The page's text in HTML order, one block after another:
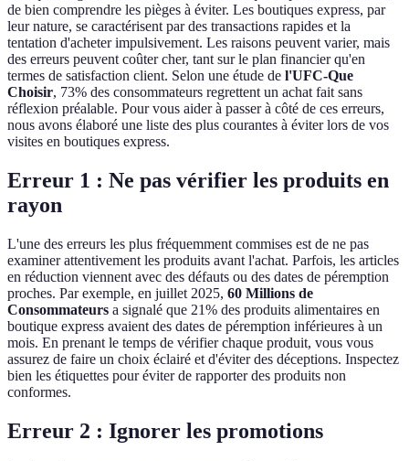
de bien comprendre les pièges à éviter. Les boutiques express, par
leur nature, se caractérisent par des transactions rapides et la
tentation d'acheter impulsivement. Les raisons peuvent varier, mais
des erreurs peuvent coûter cher, tant sur le plan financier qu'en
termes de satisfaction client. Selon une étude de l'UFC-Que
Choisir, 73% des consommateurs regrettent un achat fait sans
réflexion préalable. Pour vous aider à passer à côté de ces erreurs,
nous avons élaboré une liste des plus courantes à éviter lors de vos
visites en boutiques express.
Erreur 1 : Ne pas vérifier les produits en
rayon
L'une des erreurs les plus fréquemment commises est de ne pas
examiner attentivement les produits avant l'achat. Parfois, les articles
en réduction viennent avec des défauts ou des dates de péremption
proches. Par exemple, en juillet 2025, 60 Millions de
Consommateurs a signalé que 21% des produits alimentaires en
boutique express avaient des dates de péremption inférieures à un
mois. En prenant le temps de vérifier chaque produit, vous vous
assurez de faire un choix éclairé et d'éviter des déceptions. Inspectez
bien les étiquettes pour éviter de rapporter des produits non
conformes.
Erreur 2 : Ignorer les promotions